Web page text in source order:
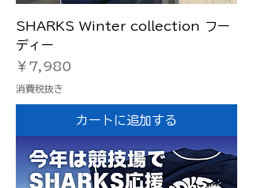
SHARKS Winter collection フー
ディー
価格
￥7,980
消費税抜き
カートに追加する